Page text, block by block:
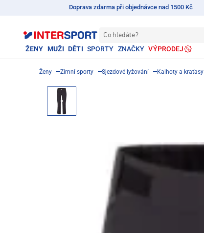
Doprava zdarma při objednávce nad 1500 Kč
Co hledáte?
ŽENY MUŽI DĚTI SPORTY ZNAČKY VÝPRODEJ
Ženy Zimní sporty Sjezdové lyžování Kalhoty a kraťasy